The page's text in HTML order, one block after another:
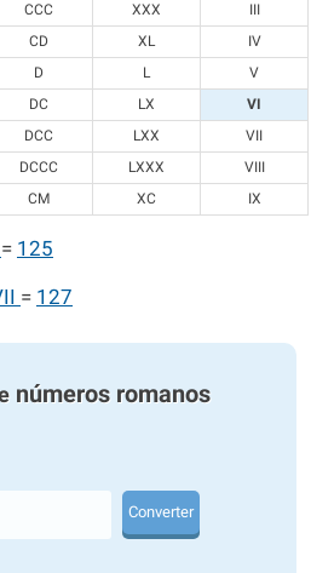
CCC XXX
III
CD XL
IV
D L
V
DC LX
VI
DCC LXX
VII
DCCC LXXX
VIII
CM XC IX
= 125
= 127
números romanos
Converter